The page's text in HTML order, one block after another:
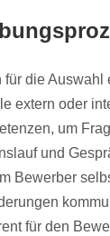
für die Auswahl
extern oder
um
und
Bewerber
für den